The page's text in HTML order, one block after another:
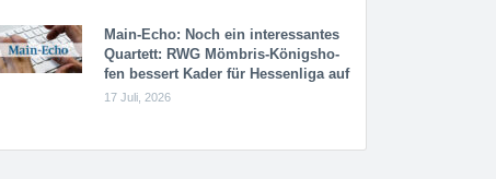
Main-Echo: Noch ein in­ter­es­san­tes
Quar­tett: RWG Möm­b­ris-Kö­n­igs­ho­
fen bessert Kader für Hessenliga auf
17 Juli, 2026